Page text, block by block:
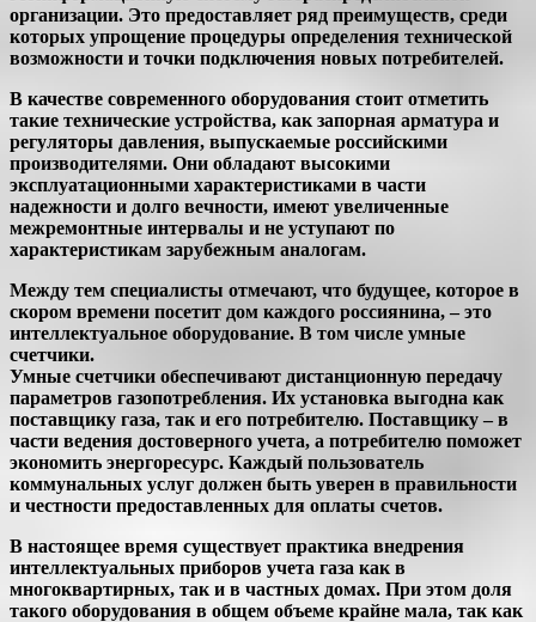
организации. Это предоставляет ряд преимуществ, среди
которых упрощение процедуры определения технической
возможности и точки подключения новых потребителей.
В качестве современного оборудования стоит отметить
такие технические устройства, как запорная арматура и
регуляторы давления, выпускаемые российскими
производителями. Они обладают высокими
эксплуатационными характеристиками в части
надежности и долго вечности, имеют увеличенные
межремонтные интервалы и не уступают по
характеристикам зарубежным аналогам.
Между тем специалисты отмечают, что будущее, которое в
скором времени посетит дом каждого россиянина, – это
интеллектуальное оборудование. В том числе умные
счетчики.
Умные счетчики обеспечивают дистанционную передачу
параметров газопотребления. Их установка выгодна как
поставщику газа, так и его потребителю. Поставщику – в
части ведения достоверного учета, а потребителю поможет
экономить энергоресурс. Каждый пользователь
коммунальных услуг должен быть уверен в правильности
и честности предоставленных для оплаты счетов.
В настоящее время существует практика внедрения
интеллектуальных приборов учета газа как в
многоквартирных, так и в частных домах. При этом доля
такого оборудования в общем объеме крайне мала, так как